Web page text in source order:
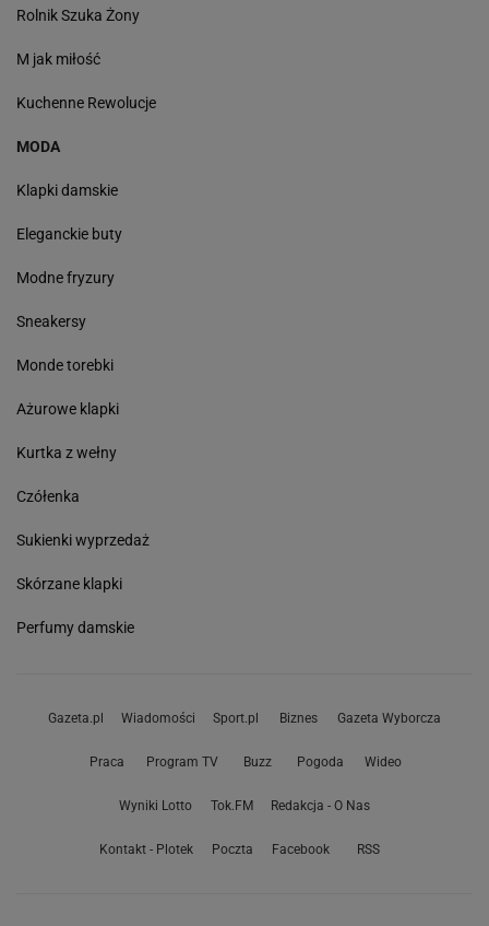
Rolnik Szuka Żony
M jak miłość
Kuchenne Rewolucje
MODA
Klapki damskie
Eleganckie buty
Modne fryzury
Sneakersy
Monde torebki
Ażurowe klapki
Kurtka z wełny
Czółenka
Sukienki wyprzedaż
Skórzane klapki
Perfumy damskie
Gazeta.pl Wiadomości Sport.pl Biznes Gazeta Wyborcza
Praca Program TV Buzz Pogoda Wideo
Wyniki Lotto Tok.FM Redakcja - O Nas
Kontakt - Plotek Poczta Facebook RSS